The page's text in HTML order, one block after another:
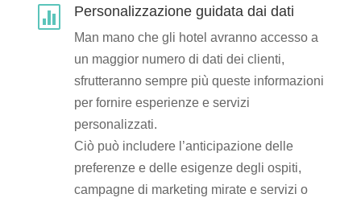
 Personalizzazione guidata dai dati
Man mano che gli hotel avranno accesso a
un maggior numero di dati dei clienti,
sfrutteranno sempre più queste informazioni
per fornire esperienze e servizi
personalizzati.
Ciò può includere l’anticipazione delle
preferenze e delle esigenze degli ospiti,
campagne di marketing mirate e servizi o